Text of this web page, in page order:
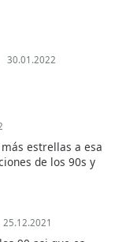
30.01.2022
estrellas a esa
de los 90s y
25.12.2021